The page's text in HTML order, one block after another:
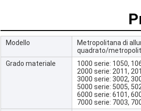
Modello
Metropolitana di
quadrato/
Grado materiale
1000 serie: 1050,
2000 serie: 2011,
3000 serie: 3002,
5000 serie: 5005,
6000 serie: 6101,
7000 serie: 7003,